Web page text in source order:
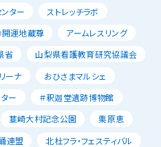
ター
ストレッチラボ
運地蔵尊
アームレスリング
省
山梨県看護教育研究協議会
ーナ
おひさまマルシェ
ー
＃釈迦堂遺跡博物館
韮崎大村記念公園
栗原恵
連盟
北杜フラ・フェスティバル